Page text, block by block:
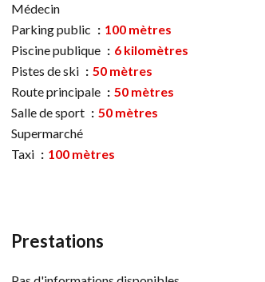
Médecin
Parking public
100 mètres
Piscine publique
6 kilomètres
Pistes de ski
50 mètres
Route principale
50 mètres
Salle de sport
50 mètres
Supermarché
Taxi
100 mètres
Prestations